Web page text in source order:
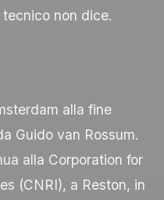
non dice.
alla fine
Guido van Rossum.
alla Corporation for
(CNRI), a Reston, in